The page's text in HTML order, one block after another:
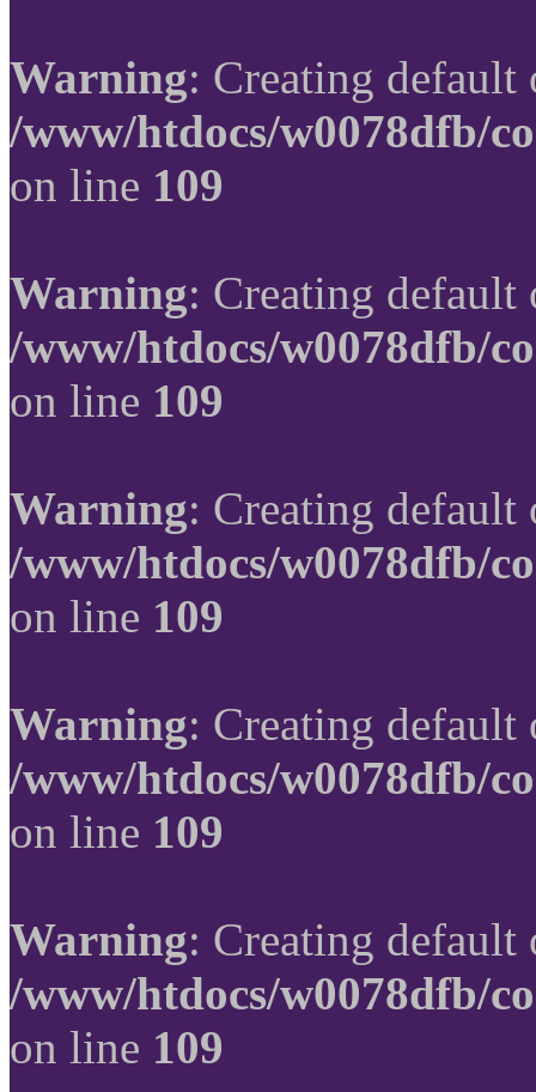
Warning: Creating
/www/htdocs/w0078dfb/
on line 109
Warning: Creating
/www/htdocs/w0078dfb/
on line 109
Warning: Creating
/www/htdocs/w0078dfb/
on line 109
Warning: Creating
/www/htdocs/w0078dfb/
on line 109
Warning: Creating
/www/htdocs/w0078dfb/
on line 109